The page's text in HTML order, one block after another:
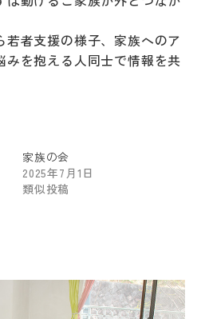
者支援の様子、家族へのア
みを抱える人同士で情報を共
家族の会
2025年7月1日
類似投稿